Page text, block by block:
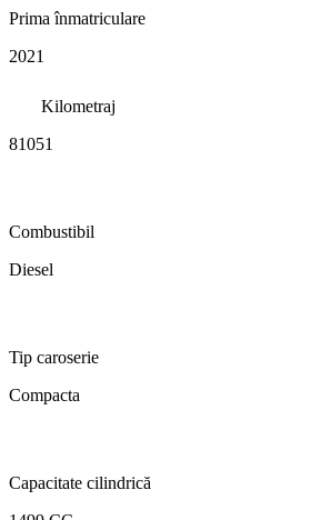
Prima înmatriculare
2021
Kilometraj
81051
Combustibil
Diesel
Tip caroserie
Compacta
Capacitate cilindrică